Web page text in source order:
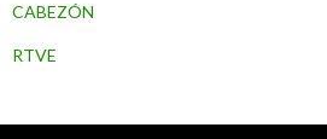
CABEZÓN
RTVE